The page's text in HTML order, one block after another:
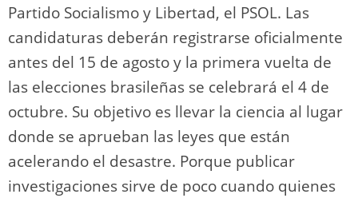
Partido Socialismo y Libertad, el PSOL. Las
candidaturas deberán registrarse oficialmente
antes del 15 de agosto y la primera vuelta de
las elecciones brasileñas se celebrará el 4 de
octubre. Su objetivo es llevar la ciencia al lugar
donde se aprueban las leyes que están
acelerando el desastre. Porque publicar
investigaciones sirve de poco cuando quienes